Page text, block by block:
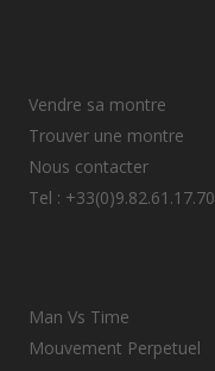
Vendre sa montre
Trouver une montre
Nous contacter
Tel : +33(0)9.82.61.17.70
Man Vs Time
Mouvement Perpetuel